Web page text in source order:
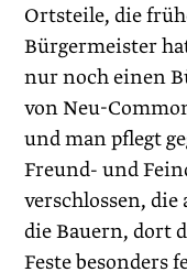
Ortsteile, die
Bürgermeister
nur noch einen
von Neu-
und man pflegt
Freund- und
verschlossen,
die ­Bauern, dort
Feste besonders